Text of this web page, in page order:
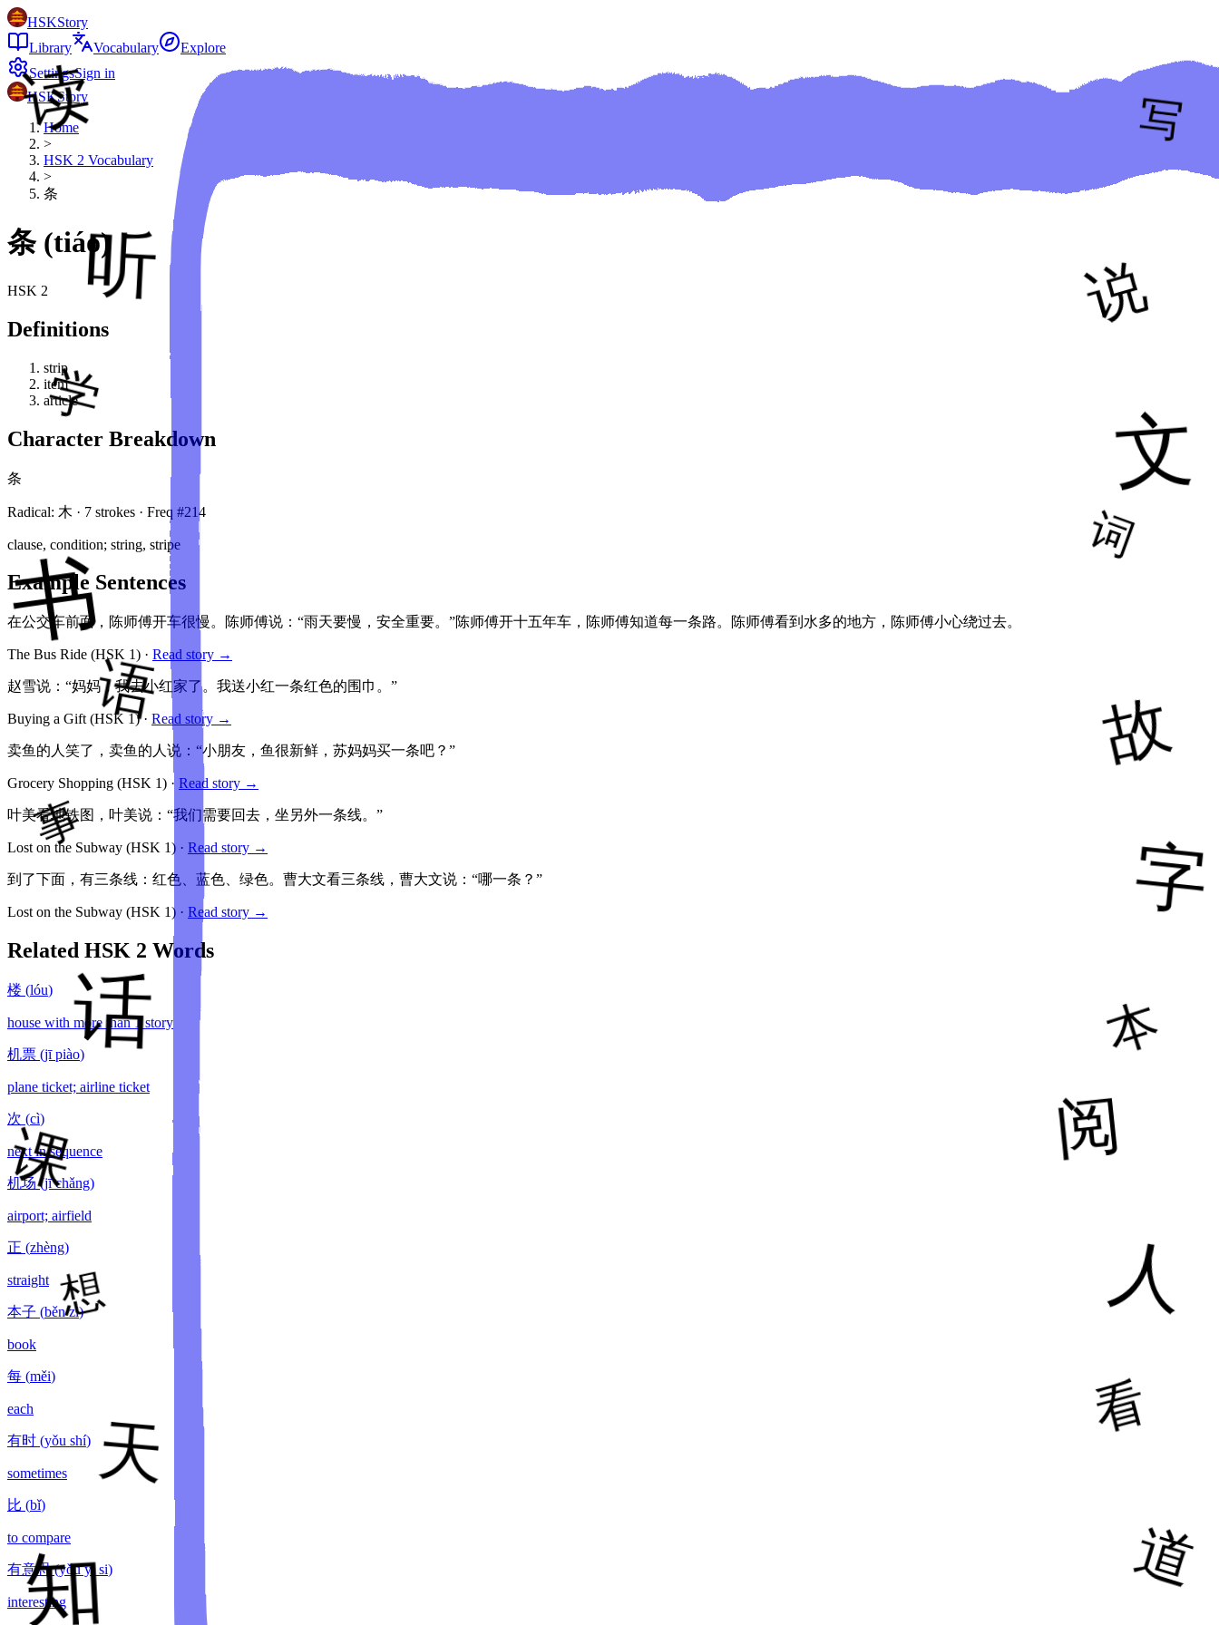
HSKStory
Library
Vocabulary
Explore
SettingsSign in
HSKStory
Home
>
HSK 2 Vocabulary
>
条
条 (tiáo)
HSK 2
Definitions
strip
item
article
Character Breakdown
条
Radical: 木 · 7 strokes · Freq #214
clause, condition; string, stripe
Example Sentences
在公交车前面，陈师傅开车很慢。陈师傅说：“雨天要慢，安全重要。”陈师傅开十五年车，陈师傅知道每一条路。陈师傅看到水多的地方，陈师傅小心绕过去。
The Bus Ride (HSK 1) · Read story →
赵雪说：“妈妈，我去小红家了。我送小红一条红色的围巾。”
Buying a Gift (HSK 1)· Read story →
卖鱼的人笑了，卖鱼的人说：“小朋友，鱼很新鲜，苏妈妈买一条吧？”
Grocery Shopping (HSK 1) · Read story →
叶美看地铁图，叶美说：“我们需要回去，坐另外一条线。”
Lost on the Subway (HSK 1) · Read story →
到了下面，有三条线：红色、蓝色、绿色。曹大文看三条线，曹大文说：“哪一条？”
Lost on the Subway (HSK 1) · Read story →
Related HSK 2 Words
楼 (lóu)
house with more than 1 story
机票 (jī piào)
plane ticket; airline ticket
次 (cì)
next in sequence
机场 (jī chǎng)
airport; airfield
正 (zhèng)
straight
本子 (běn zi)
book
每 (měi)
each
有时 (yǒu shí)
sometimes
比 (bǐ)
to compare
有意思 (yǒu yì si)
interesting